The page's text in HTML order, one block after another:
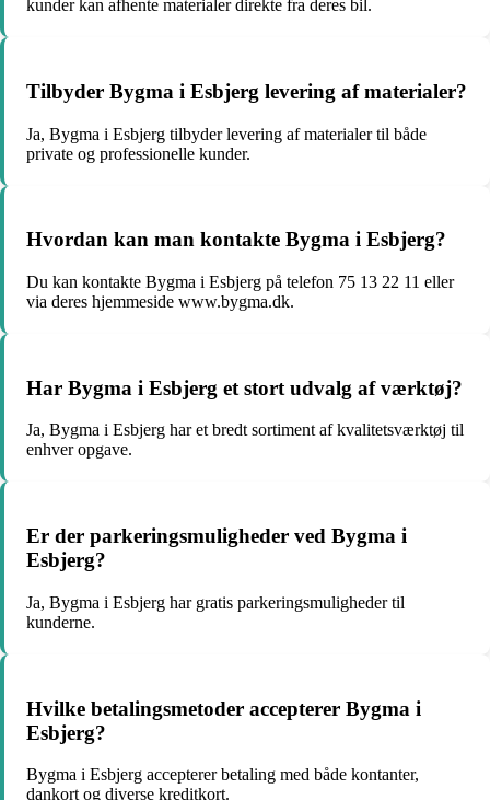
kunder kan afhente materialer direkte fra deres bil.
Tilbyder Bygma i Esbjerg levering af materialer?
Ja, Bygma i Esbjerg tilbyder levering af materialer til både
private og professionelle kunder.
Hvordan kan man kontakte Bygma i Esbjerg?
Du kan kontakte Bygma i Esbjerg på telefon 75 13 22 11 eller
via deres hjemmeside www.bygma.dk.
Har Bygma i Esbjerg et stort udvalg af værktøj?
Ja, Bygma i Esbjerg har et bredt sortiment af kvalitetsværktøj til
enhver opgave.
Er der parkeringsmuligheder ved Bygma i
Esbjerg?
Ja, Bygma i Esbjerg har gratis parkeringsmuligheder til
kunderne.
Hvilke betalingsmetoder accepterer Bygma i
Esbjerg?
Bygma i Esbjerg accepterer betaling med både kontanter,
dankort og diverse kreditkort.